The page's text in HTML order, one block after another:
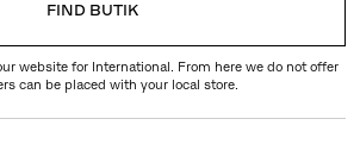
FIND BUTIK
website for International. From here we do not offer
can be placed with your local store.